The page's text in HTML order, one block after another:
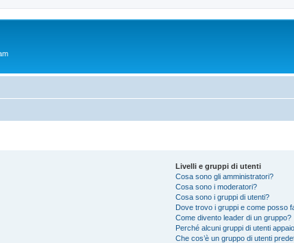
Livelli e gruppi di utenti
Cosa sono gli amministratori?
Cosa sono i moderatori?
Cosa sono i gruppi di utenti?
Dove trovo i gruppi e come posso
Come divento leader di un gruppo?
Perché alcuni gruppi di utenti
Che cos’è un gruppo di utenti